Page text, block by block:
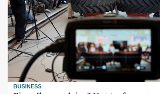
BUSINESS